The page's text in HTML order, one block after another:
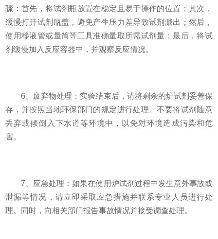
骤：首先，将试剂瓶放置在稳定且易于操作的位置；其次，
缓慢打开试剂瓶盖，避免产生压力差导致试剂溅出；然后，
使用移液管或量筒等工具准确量取所需试剂量；最后，将试
剂缓慢加入反应容器中，并观察反应情况。
6、废弃物处理：实验结束后，请将剩余的炉试剂妥善保
存，并按照当地环保部门的规定进行处理。不要将试剂随意
丢弃或倾倒入下水道等环境中，以免对环境造成污染和危
害。
7、应急处理：如果在使用炉试剂过程中发生意外事故或
泄漏等情况，请立即采取应急措施并联系专业人员进行处
理。同时，向相关部门报告事故情况并接受调查处理。